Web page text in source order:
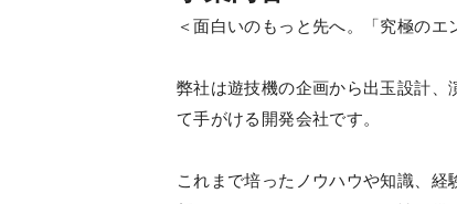
＜面白いのもっと先へ。「究極のエ
弊社は遊技機の企画から出玉設計、
て手がける開発会社です。
これまで培ったノウハウや知識、経